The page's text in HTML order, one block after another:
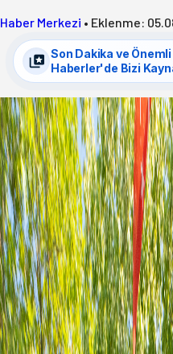
Haber Merkezi • Eklenme:
Son Dakika ve
Haberler'de Bizi